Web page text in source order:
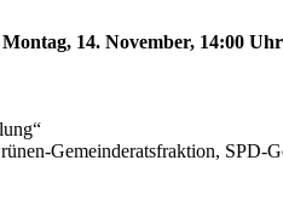
14. November, 14:00
Gemeinderatsfraktion,